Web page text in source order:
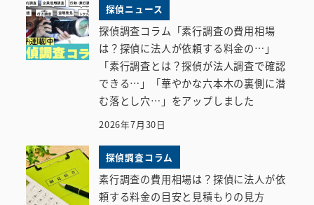
探偵ニュース
探偵調査コラム「素行調査の費用相場
は？探偵に法人が依頼する料金の…」
「素行調査とは？探偵が法人調査で確認
できる…」「華やかな六本木の裏側に潜
む落とし穴…」をアップしました
2026年7月30日
探偵調査コラム
素行調査の費用相場は？探偵に法人が依
頼する料金の目安と見積もりの見方